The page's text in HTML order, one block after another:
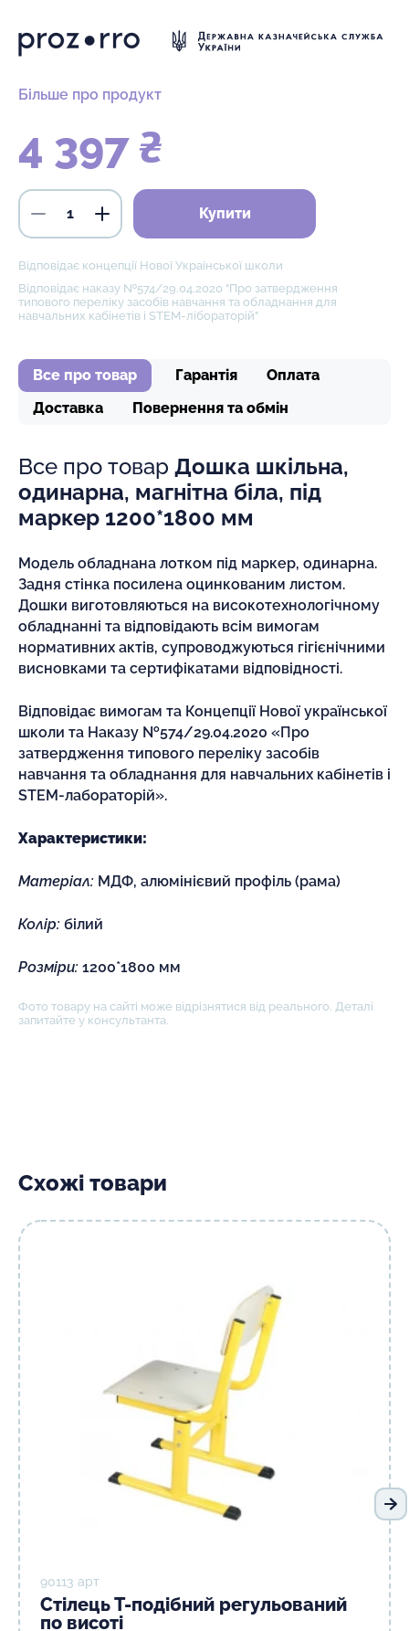
Більше про продукт
4 397 ₴
Купити
Відповідає концепції Нової Української школи
Відповідає наказу №574/29.04.2020 "Про затвердження
типового переліку засобів навчання та обладнання для
навчальних кабінетів і STEM-лібораторій"
Все про товар Гарантія
Оплата
Доставка
Повернення та обмін
Все про товар Дошка шкільна,
одинарна, магнітна біла, під
маркер 1200*1800 мм
Модель обладнана лотком під маркер, одинарна.
Задня стінка посилена оцинкованим листом.
Дошки виготовляються на високотехнологічному
обладнанні та відповідають всім вимогам
нормативних актів, супроводжуються гігієнічними
висновками та сертифікатами відповідності.
Відповідає вимогам та Концепції Нової української
школи та Наказу №574/29.04.2020 «Про
затвердження типового переліку засобів
навчання та обладнання для навчальних кабінетів і
STEM-лабораторій».
Характеристики:
Матеріал: МДФ, алюмінієвий профіль (рама)
Колір: білий
Розміри: 1200*1800 мм
Фото товару на сайті може відрізнятися від реального. Деталі
запитайте у консультанта.
Схожі товари
90113 арт
Стілець Т-подібний регульований
по висоті